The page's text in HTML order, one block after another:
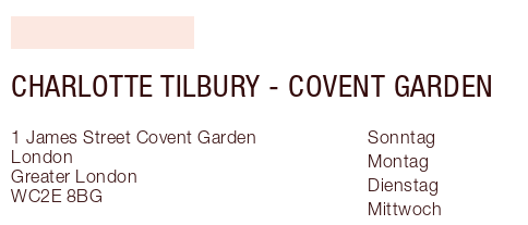
CHARLOTTE TILBURY - COVENT GARDEN
1 James Street Covent Garden
London
Greater London
WC2E 8BG
Sonntag
Montag
Dienstag
Mittwoch